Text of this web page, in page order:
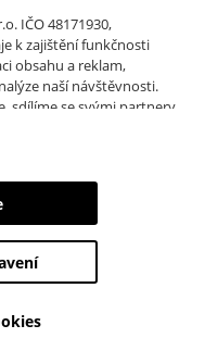
IČO 48171930,
k zajištění funkčnosti
obsahu a reklam,
naší návštěvnosti.
sdílíme se svými partnery
používá. Partneři tyto
že používáte jejich
dalších úložišť, IP
webu. Svůj souhlas